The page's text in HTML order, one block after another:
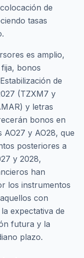
de
tasas
es amplio,
bonos
de
(TZXM7 y
y letras
bonos en
AO27 y AO28, que
posteriores a
y 2028,
han
los instrumentos
con
expectativa de
futura y la
plazo.